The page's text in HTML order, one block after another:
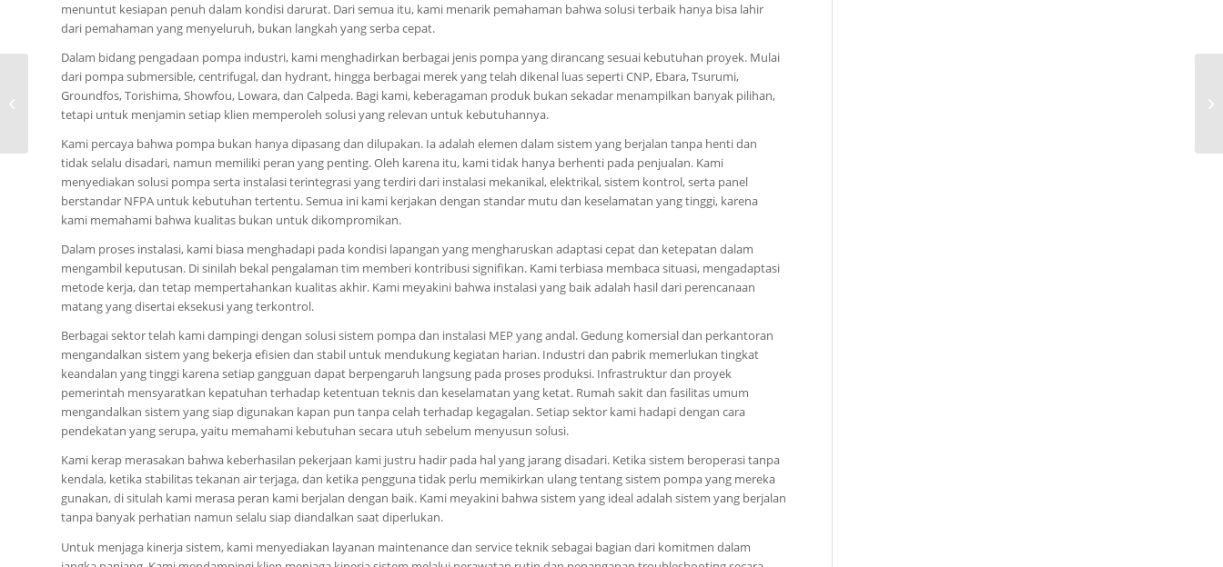
menuntut kesiapan penuh dalam kondisi darurat. Dari semua itu, kami menarik pemahaman bahwa solusi terbaik hanya bisa lahir
dari pemahaman yang menyeluruh, bukan langkah yang serba cepat.
Dalam bidang pengadaan pompa industri, kami menghadirkan berbagai jenis pompa yang dirancang sesuai kebutuhan proyek. Mulai
dari pompa submersible, centrifugal, dan hydrant, hingga berbagai merek yang telah dikenal luas seperti CNP, Ebara, Tsurumi,
Groundfos, Torishima, Showfou, Lowara, dan Calpeda. Bagi kami, keberagaman produk bukan sekadar menampilkan banyak pilihan,
tetapi untuk menjamin setiap klien memperoleh solusi yang relevan untuk kebutuhannya.
Kami percaya bahwa pompa bukan hanya dipasang dan dilupakan. Ia adalah elemen dalam sistem yang berjalan tanpa henti dan
tidak selalu disadari, namun memiliki peran yang penting. Oleh karena itu, kami tidak hanya berhenti pada penjualan. Kami
menyediakan solusi pompa serta instalasi terintegrasi yang terdiri dari instalasi mekanikal, elektrikal, sistem kontrol, serta panel
berstandar NFPA untuk kebutuhan tertentu. Semua ini kami kerjakan dengan standar mutu dan keselamatan yang tinggi, karena
kami memahami bahwa kualitas bukan untuk dikompromikan.
Dalam proses instalasi, kami biasa menghadapi pada kondisi lapangan yang mengharuskan adaptasi cepat dan ketepatan dalam
mengambil keputusan. Di sinilah bekal pengalaman tim memberi kontribusi signifikan. Kami terbiasa membaca situasi, mengadaptasi
metode kerja, dan tetap mempertahankan kualitas akhir. Kami meyakini bahwa instalasi yang baik adalah hasil dari perencanaan
matang yang disertai eksekusi yang terkontrol.
Berbagai sektor telah kami dampingi dengan solusi sistem pompa dan instalasi MEP yang andal. Gedung komersial dan perkantoran
mengandalkan sistem yang bekerja efisien dan stabil untuk mendukung kegiatan harian. Industri dan pabrik memerlukan tingkat
keandalan yang tinggi karena setiap gangguan dapat berpengaruh langsung pada proses produksi. Infrastruktur dan proyek
pemerintah mensyaratkan kepatuhan terhadap ketentuan teknis dan keselamatan yang ketat. Rumah sakit dan fasilitas umum
mengandalkan sistem yang siap digunakan kapan pun tanpa celah terhadap kegagalan. Setiap sektor kami hadapi dengan cara
pendekatan yang serupa, yaitu memahami kebutuhan secara utuh sebelum menyusun solusi.
Kami kerap merasakan bahwa keberhasilan pekerjaan kami justru hadir pada hal yang jarang disadari. Ketika sistem beroperasi tanpa
kendala, ketika stabilitas tekanan air terjaga, dan ketika pengguna tidak perlu memikirkan ulang tentang sistem pompa yang mereka
gunakan, di situlah kami merasa peran kami berjalan dengan baik. Kami meyakini bahwa sistem yang ideal adalah sistem yang berjalan
tanpa banyak perhatian namun selalu siap diandalkan saat diperlukan.
Untuk menjaga kinerja sistem, kami menyediakan layanan maintenance dan service teknik sebagai bagian dari komitmen dalam
0815-8668-7086, Agen
Pompa Hydrant Diesel
750 gpm Ebara